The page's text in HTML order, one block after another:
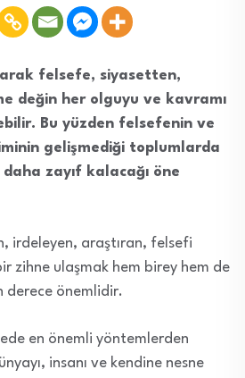
felsefe, siyasetten,
değin her olguyu ve kavramı
Bu yüzden felsefenin ve
gelişmediği toplumlarda
zayıf kalacağı öne
irdeleyen, araştıran, felsefi
bir zihne ulaşmak hem birey hem de
derece önemlidir.
en önemli yöntemlerden
insanı ve kendine nesne